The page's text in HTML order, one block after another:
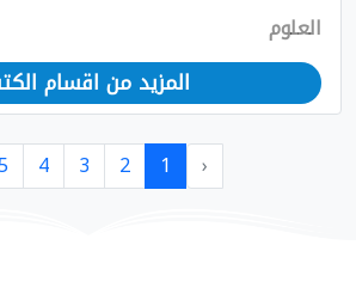
العلوم
المزيد من اقسام
‹
1
2
3
4